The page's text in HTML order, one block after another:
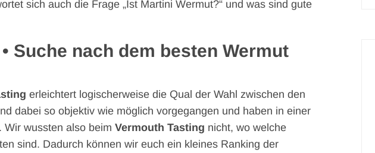
sich auch die Frage „Ist Martini Wermut?“ und was sind gute
Suche nach dem besten Wermut
erleichtert logischerweise die Qual der Wahl zwischen den
dabei so objektiv wie möglich vorgegangen und haben in einer
Wir wussten also beim Vermouth Tasting nicht, wo welche
sind. Dadurch können wir euch ein kleines Ranking der